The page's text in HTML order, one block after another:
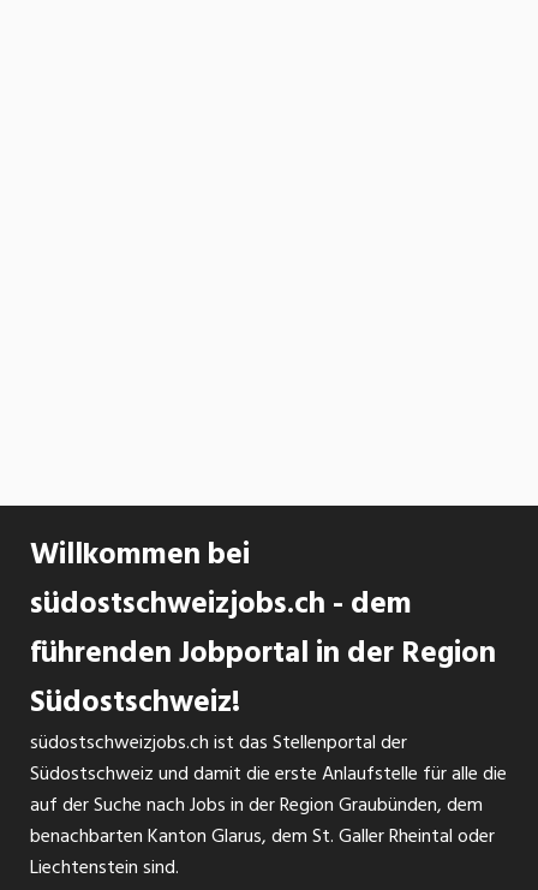
Willkommen bei
südostschweizjobs.ch - dem
führenden Jobportal in der Region
Südostschweiz!
südostschweizjobs.ch ist das Stellenportal der
Südostschweiz und damit die erste Anlaufstelle für alle die
auf der Suche nach Jobs in der Region Graubünden, dem
benachbarten Kanton Glarus, dem St. Galler Rheintal oder
Liechtenstein sind.